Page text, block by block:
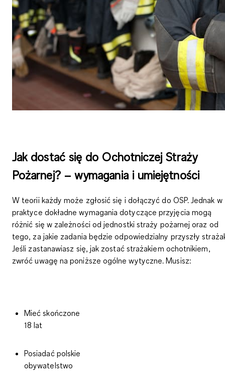
Jak dostać się do Ochotniczej Straży
Pożarnej? – wymagania i umiejętności
W teorii każdy może zgłosić się i dołączyć do OSP. Jednak w
praktyce dokładne wymagania dotyczące przyjęcia mogą
różnić się w zależności od jednostki straży pożarnej oraz od
tego, za jakie zadania będzie odpowiedzialny przyszły
Jeśli zastanawiasz się, jak zostać strażakiem ochotnikiem,
zwróć uwagę na poniższe ogólne wytyczne.Musisz:
Mieć skończone
18 lat
Posiadać polskie
obywatelstwo